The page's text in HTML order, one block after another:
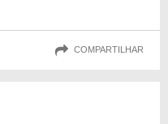
COMPARTILHAR